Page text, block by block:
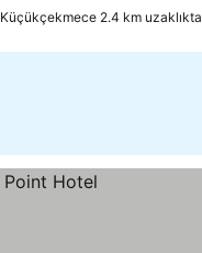
Küçükçekmece 2.4 km uzaklıkta